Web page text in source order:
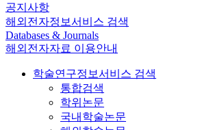
공지사항
해외전자정보서비스 검색
Databases & Journals
해외전자자료 이용안내
학술연구정보서비스 검색
통합검색
학위논문
국내학술논문